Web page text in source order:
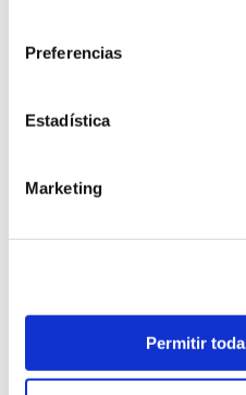
Preferencias
Estadística
Marketing
Permitir
Lux BB - Control Color SPF15
Cosmetics - Arôms Natur ®